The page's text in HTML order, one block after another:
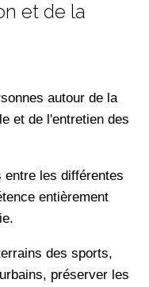
et de la
autour de la
et de l'entretien des
les différentes
entièrement
des sports,
préserver les